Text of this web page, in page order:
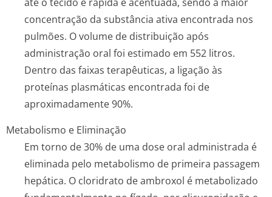
concentração da substância ativa encontrada nos
pulmões. O volume de distribuição após
administração oral foi estimado em 552 litros.
Dentro das faixas terapêuticas, a ligação às
proteínas plasmáticas encontrada foi de
aproximadamen­te 90%.
Metabolismo e Eliminação
Em torno de 30% de uma dose oral administrada é
eliminada pelo metabolismo de primeira passagem
hepática. O cloridrato de ambroxol é metabolizado